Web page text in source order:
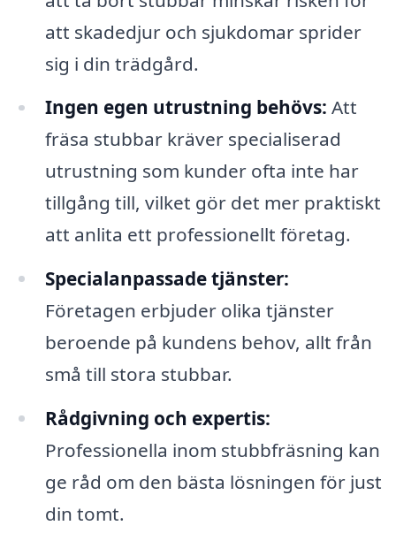
att skadedjur och sjukdomar sprider
sig i din trädgård.
Ingen egen utrustning behövs: Att
fräsa stubbar kräver specialiserad
utrustning som kunder ofta inte har
tillgång till, vilket gör det mer praktiskt
att anlita ett professionellt företag.
Specialanpassade tjänster:
Företagen erbjuder olika tjänster
beroende på kundens behov, allt från
små till stora stubbar.
Rådgivning och expertis:
Professionella inom stubbfräsning kan
ge råd om den bästa lösningen för just
din tomt.